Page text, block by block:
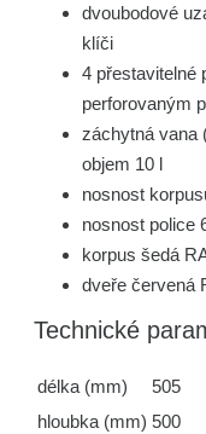
dvoubodové
klíči
4 přestavitelné
perforovaným
záchytná vana
objem 10 l
nosnost
nosnost police
korpus šedá
dveře červená
Technické
délka (mm)
505
hloubka (mm) 500